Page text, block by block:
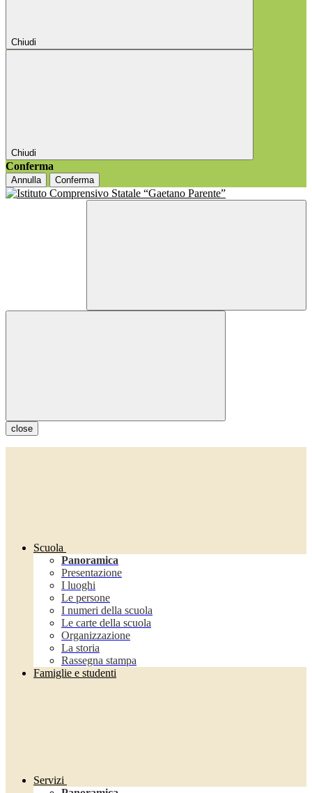
Chiudi
Chiudi
Conferma
Annulla Conferma
close
Scuola
Panoramica
Presentazione
I luoghi
Le persone
I numeri della scuola
Le carte della scuola
Organizzazione
La storia
Rassegna stampa
Famiglie e studenti
Servizi